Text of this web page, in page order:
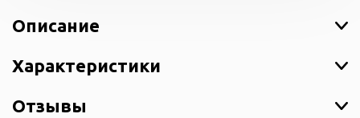
Описание
Характеристики
Отзывы